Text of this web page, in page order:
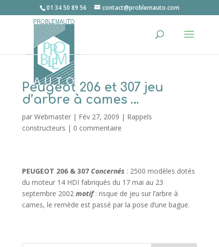
01 34 50 89 56 contact@problemauto.com
Peugeot 206 et 307 jeu
d’arbre à cames …
par Webmaster| Fév 27, 2009 | Rappels
constructeurs | 0 commentaire
PEUGEOT 206 & 307 Concernés : 2500 modèles dotés
du moteur 14 HDI fabriqués du 17 mai au 23
septembre 2002 motif : risque de jeu sur l’arbre à
cames, le remède est passé par la pose d’une bague.